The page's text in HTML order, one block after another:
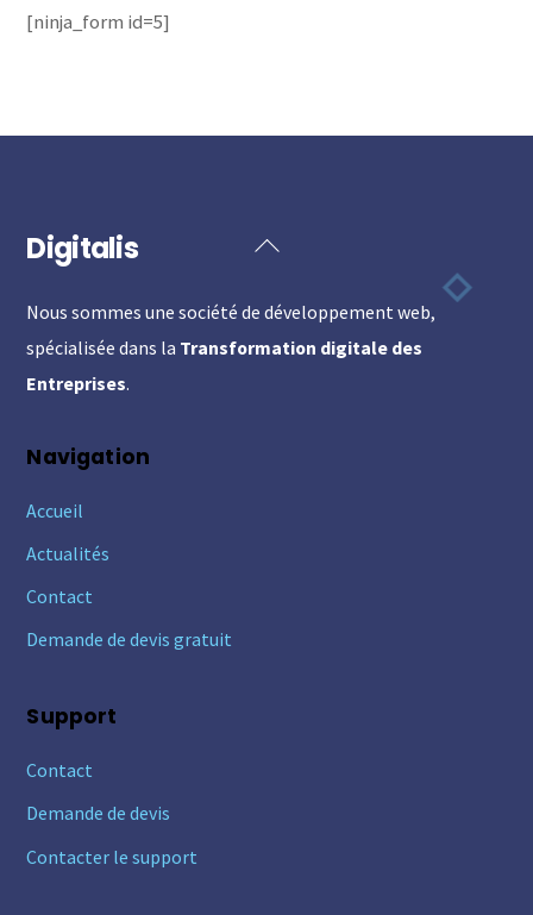
[ninja_form id=5]
Back
Top
Digitalis
Nous sommes une société de développement web,
spécialisée dans la Transformation digitale des
Entreprises.
Navigation
Accueil
Actualités
Contact
Demande de devis gratuit
Support
Contact
Demande de devis
Contacter le support